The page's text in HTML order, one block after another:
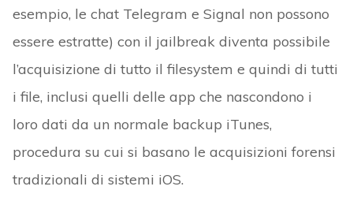
esempio, le chat Telegram e Signal non possono
essere estratte) con il jailbreak diventa possibile
l’acquisizione di tutto il filesystem e quindi di tutti
i file, inclusi quelli delle app che nascondono i
loro dati da un normale backup iTunes,
procedura su cui si basano le acquisizioni forensi
tradizionali di sistemi iOS.